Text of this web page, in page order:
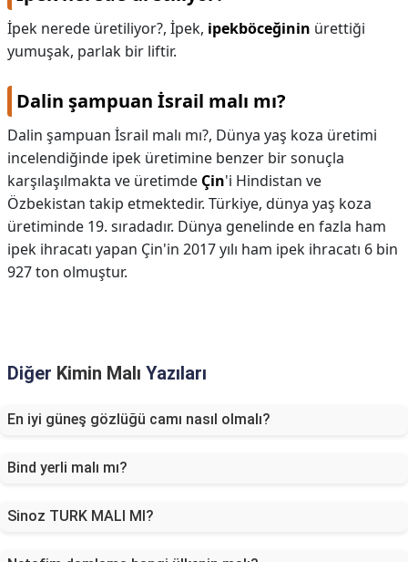
İpek nerede üretiliyor?, İpek, ipekböceğinin ürettiği
yumuşak, parlak bir liftir.
Dalin şampuan İsrail malı mı?
Dalin şampuan İsrail malı mı?, Dünya yaş koza üretimi
incelendiğinde ipek üretimine benzer bir sonuçla
karşılaşılmakta ve üretimde Çin'i Hindistan ve
Özbekistan takip etmektedir. Türkiye, dünya yaş koza
üretiminde 19. sıradadır. Dünya genelinde en fazla ham
ipek ihracatı yapan Çin'in 2017 yılı ham ipek ihracatı 6 bin
927 ton olmuştur.
Diğer Kimin Malı Yazıları
En iyi güneş gözlüğü camı nasıl olmalı?
Bind yerli malı mı?
Sinoz TURK MALI MI?